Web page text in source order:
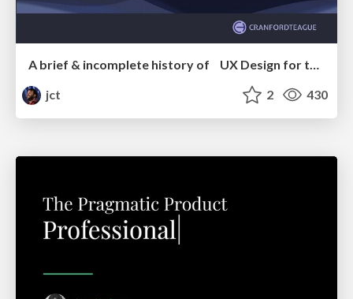
A brief & incomplete history of UX Design for the World Wide Web: 1989–2019
jct
2 430